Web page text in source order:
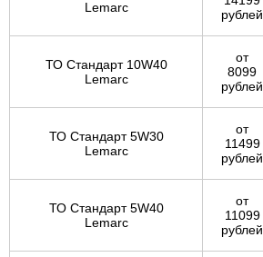
Lemarc
рублей
ТО Стандарт 10W40
Lemarc
от
8099
рублей
ТО Стандарт 5W30
Lemarc
от
11499
рублей
ТО Стандарт 5W40
Lemarc
от
11099
рублей